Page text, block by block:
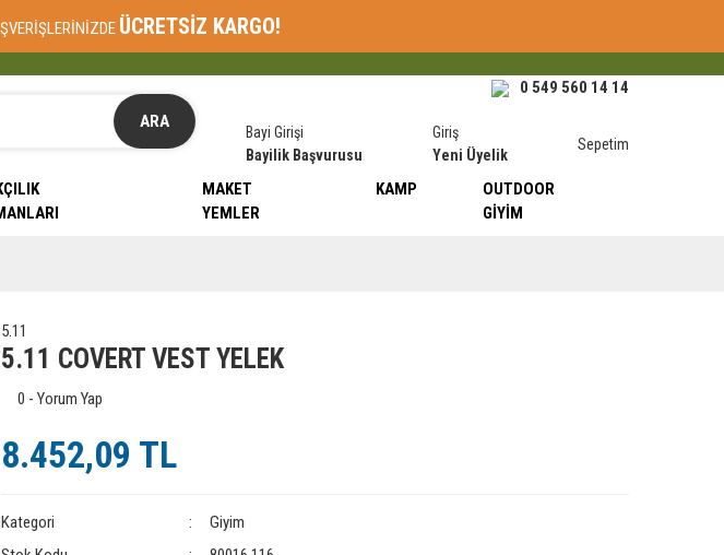
ÜCRETSİZ KARGO!
ARA
0 549 560 14 14
Bayi Girişi
Bayilik Başvurusu
Giriş
Yeni Üyelik
Sepetim
MAKET
YEMLER
KAMP
OUTDOOR
GIYIM
5.11
5.11 COVERT VEST YELEK
0 - Yorum Yap
8.452,09 TL
Kategori
Giyim